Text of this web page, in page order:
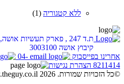
ללא קטגוריה (1)
ת.ד 247 , פארק תעשיות אושה,
קיבוץ אושה 3003100
אחרינו בפייסבוק
04-
8211414 הצהרת נגישות
©כל הזכויות שמורות. www.theguy.co.il 2026